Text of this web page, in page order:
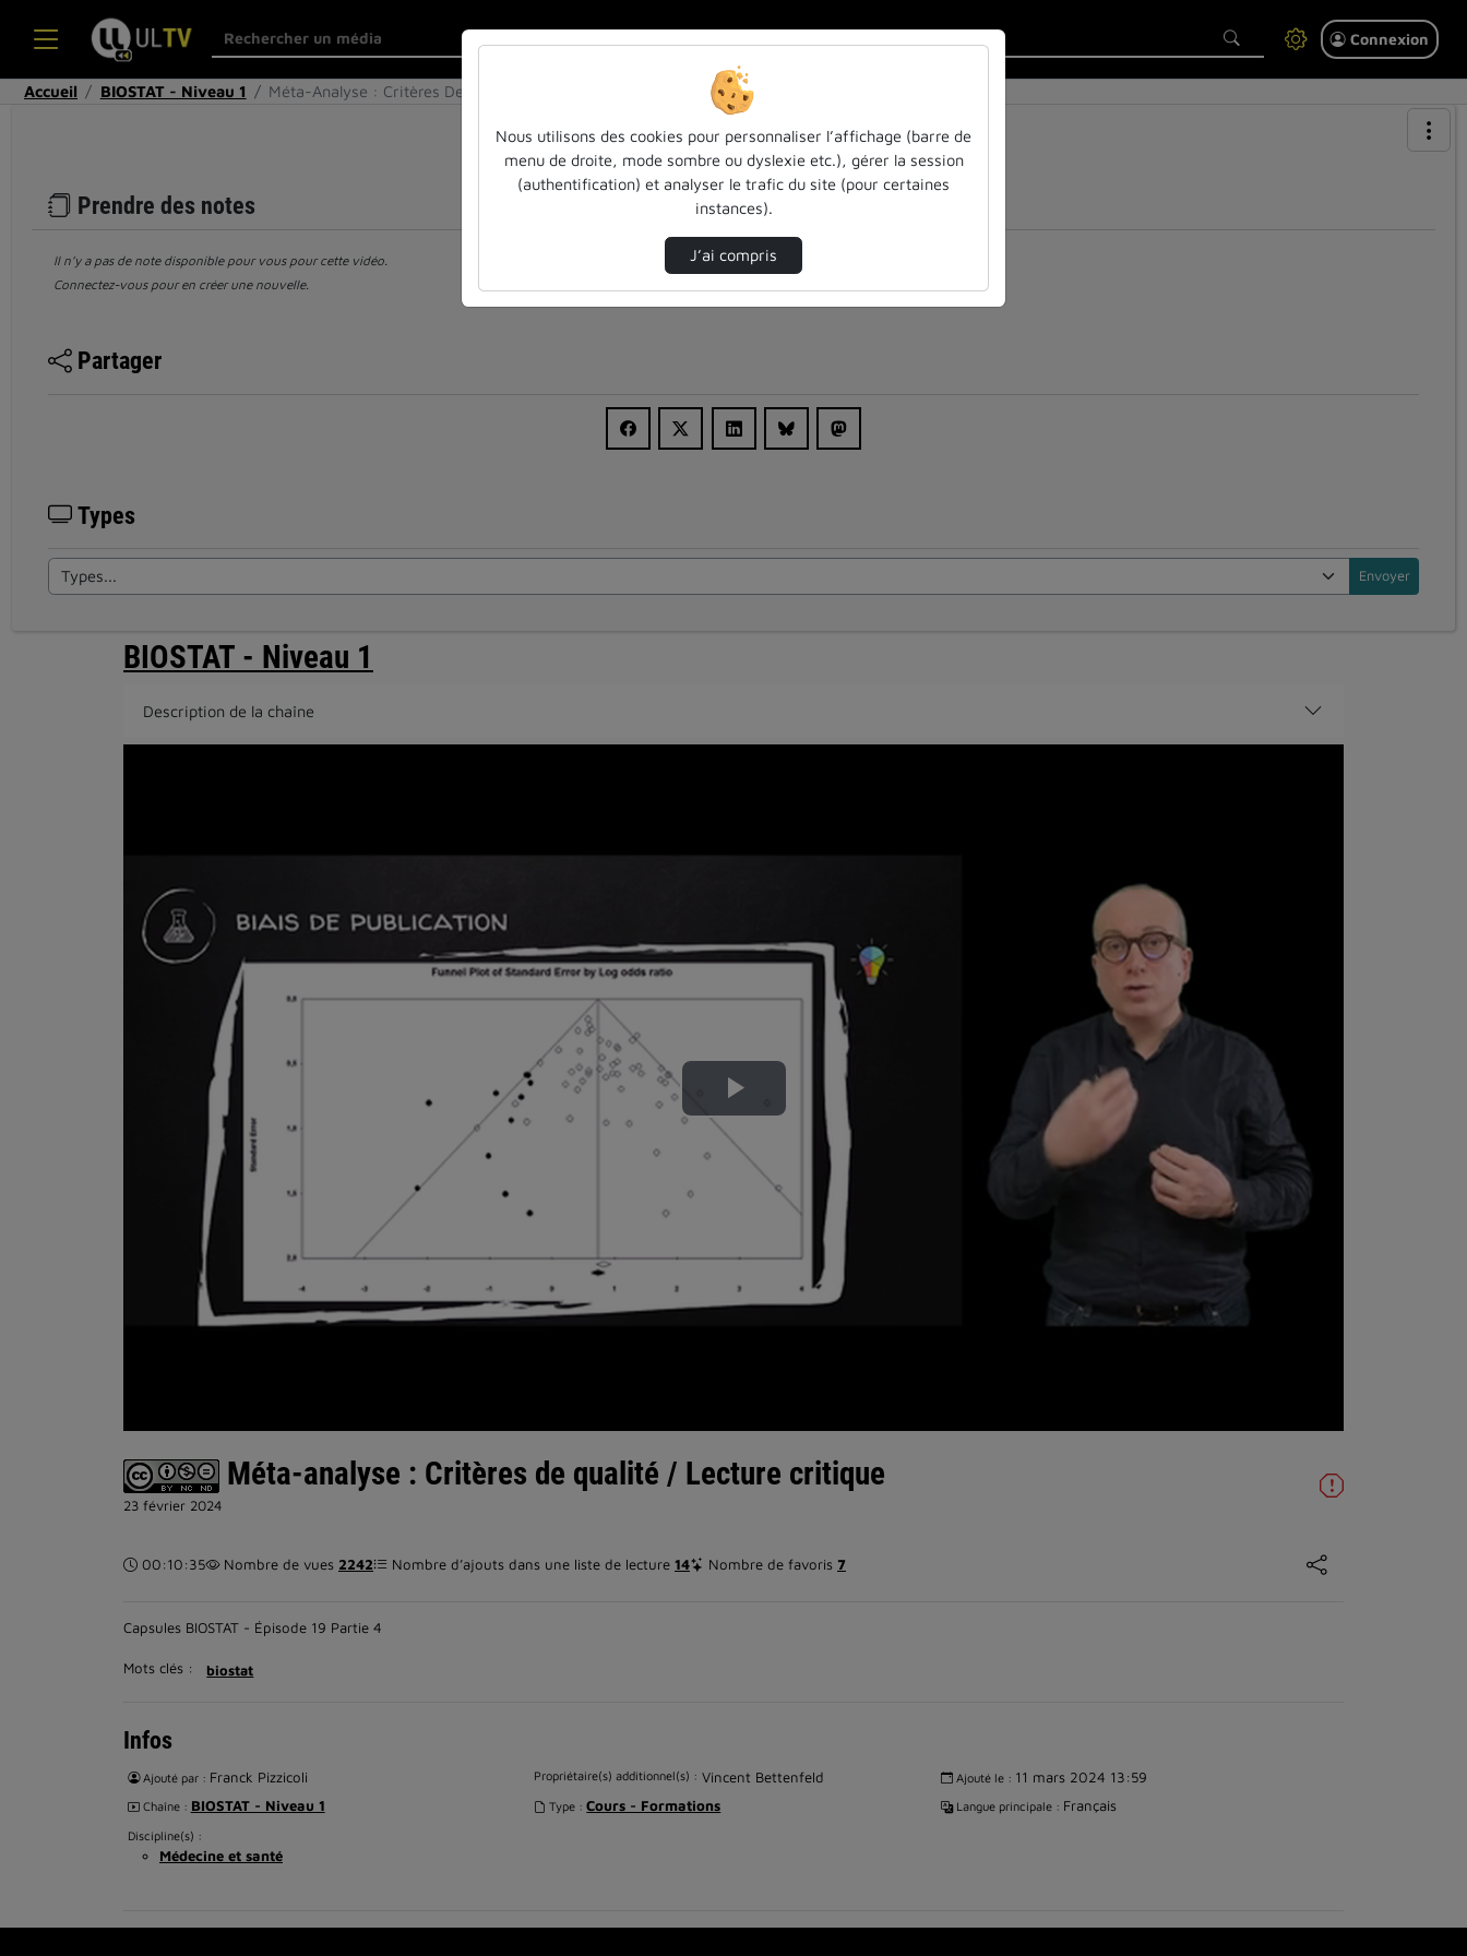
Connexion
Accueil BIOSTAT - Niveau 1 Méta-Analyse : Critères De Qualité / Lecture…
Prendre des notes
Il n’y a pas de note disponible pour vous pour cette vidéo.
Connectez-vous pour en créer une nouvelle.
Partager
Types
BIOSTAT - Niveau 1
Description de la chaîne
Lire
la
vidéo
Méta-analyse : Critères de qualité / Lecture critique
23 février 2024
Durée :
00:10:35 Nombre de vues 2242 Nombre d’ajouts dans une liste de lecture 14 Nombre de favoris 7
Capsules BIOSTAT - Épisode 19 Partie 4
Mots clés : biostat
Infos
Ajouté par : Franck Pizzicoli Propriétaire(s) additionnel(s) : Vincent Bettenfeld Ajouté le : 11 mars 2024 13:59
Chaîne : BIOSTAT - Niveau 1 Type :Cours - Formations Langue principale : Français
Discipline(s) :
Médecine et santé
Nous utilisons des cookies pour personnaliser l’affichage (barre de
menu de droite, mode sombre ou dyslexie etc.), gérer la session
(authentification) et analyser le trafic du site (pour certaines
instances).
J’ai compris